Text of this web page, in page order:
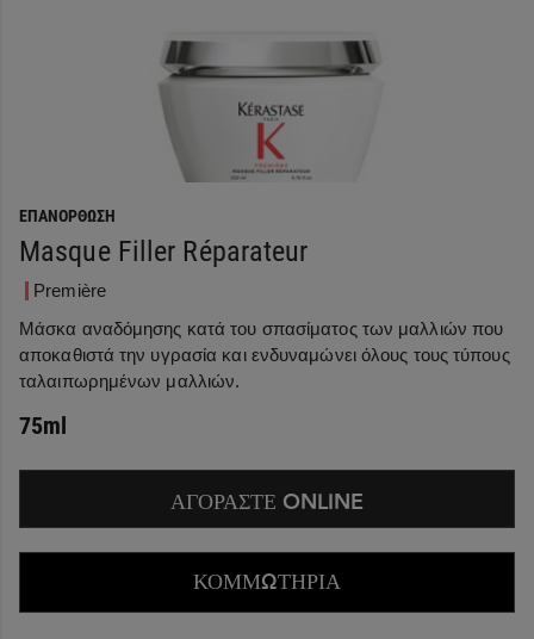
ΕΠΑΝΌΡΘΩΣΗ
Masque Filler Réparateur
Première
Μάσκα αναδόμησης κατά του σπασίματος των μαλλιών που
αποκαθιστά την υγρασία και ενδυναμώνει όλους τους τύπους
ταλαιπωρημένων μαλλιών.
75ml
ΑΓΟΡΑΣΤΕ ONLINE
ΚΟΜΜΩΤΗΡΙΑ